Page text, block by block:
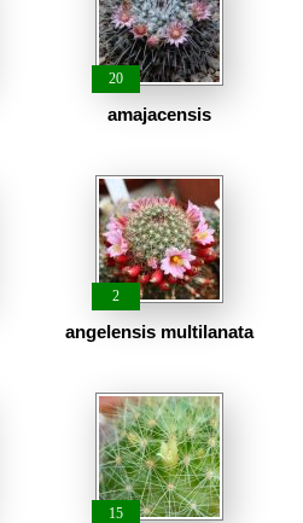
20
amajacensis
2
angelensis multilanata
15